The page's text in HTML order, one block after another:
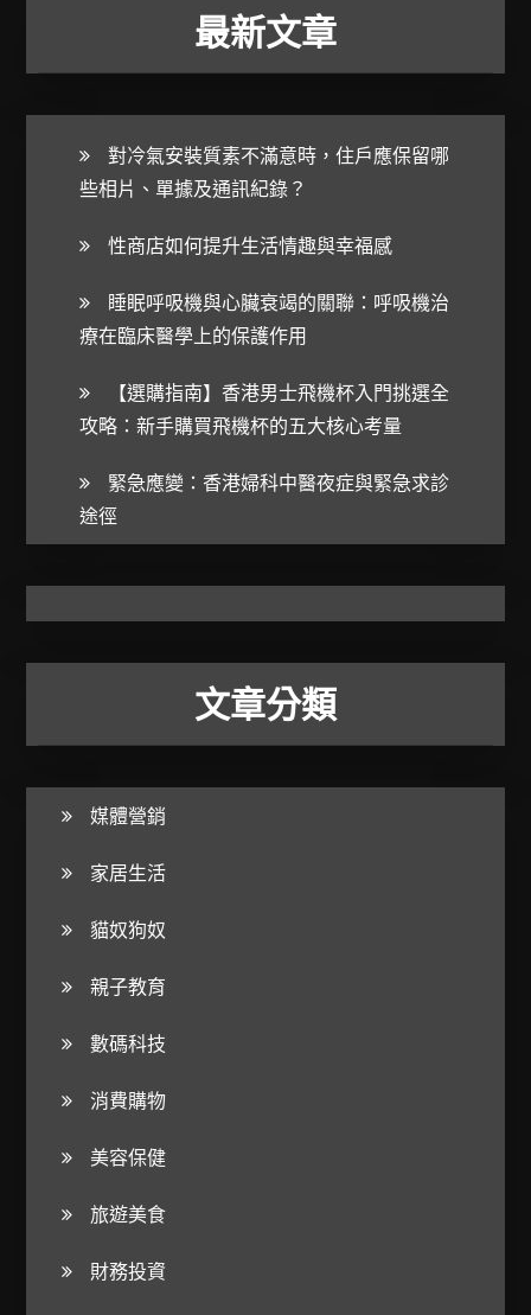
最新文章
對冷氣安裝質素不滿意時，住戶應保留哪
些相片、單據及通訊紀錄？
性商店如何提升生活情趣與幸福感
睡眠呼吸機與心臟衰竭的關聯：呼吸機治
療在臨床醫學上的保護作用
【選購指南】香港男士飛機杯入門挑選全
攻略：新手購買飛機杯的五大核心考量
緊急應變：香港婦科中醫夜症與緊急求診
途徑
文章分類
媒體營銷
家居生活
貓奴狗奴
親子教育
數碼科技
消費購物
美容保健
旅遊美食
財務投資